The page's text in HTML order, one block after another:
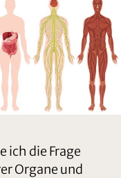
ich die Frage
Organe und